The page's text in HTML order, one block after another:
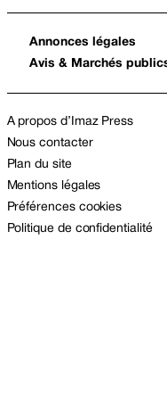
Annonces légales
Avis & Marchés
A propos d’Imaz Press
Nous contacter
Plan du site
Mentions légales
Préférences cookies
Politique de confidentialité